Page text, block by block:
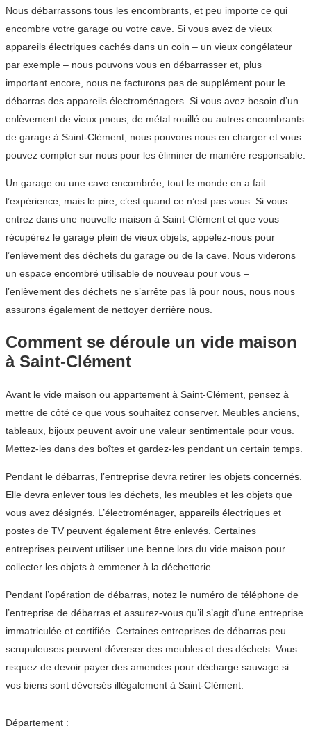
Nous débarrassons tous les encombrants, et peu importe ce qui
encombre votre garage ou votre cave. Si vous avez de vieux
appareils électriques cachés dans un coin – un vieux congélateur
par exemple – nous pouvons vous en débarrasser et, plus
important encore, nous ne facturons pas de supplément pour le
débarras des appareils électroménagers. Si vous avez besoin d’un
enlèvement de vieux pneus, de métal rouillé ou autres encombrants
de garage à Saint-Clément, nous pouvons nous en charger et vous
pouvez compter sur nous pour les éliminer de manière responsable.
Un garage ou une cave encombrée, tout le monde en a fait
l’expérience, mais le pire, c’est quand ce n’est pas vous. Si vous
entrez dans une nouvelle maison à Saint-Clément et que vous
récupérez le garage plein de vieux objets, appelez-nous pour
l’enlèvement des déchets du garage ou de la cave. Nous viderons
un espace encombré utilisable de nouveau pour vous –
l’enlèvement des déchets ne s’arrête pas là pour nous, nous nous
assurons également de nettoyer derrière nous.
Comment se déroule un vide maison
à Saint-Clément
Avant le vide maison ou appartement à Saint-Clément, pensez à
mettre de côté ce que vous souhaitez conserver. Meubles anciens,
tableaux, bijoux peuvent avoir une valeur sentimentale pour vous.
Mettez-les dans des boîtes et gardez-les pendant un certain temps.
Pendant le débarras, l’entreprise devra retirer les objets concernés.
Elle devra enlever tous les déchets, les meubles et les objets que
vous avez désignés. L’électroménager, appareils électriques et
postes de TV peuvent également être enlevés. Certaines
entreprises peuvent utiliser une benne lors du vide maison pour
collecter les objets à emmener à la déchetterie.
Pendant l’opération de débarras, notez le numéro de téléphone de
l’entreprise de débarras et assurez-vous qu’il s’agit d’une entreprise
immatriculée et certifiée. Certaines entreprises de débarras peu
scrupuleuses peuvent déverser des meubles et des déchets. Vous
risquez de devoir payer des amendes pour décharge sauvage si
vos biens sont déversés illégalement à Saint-Clément.
Département :